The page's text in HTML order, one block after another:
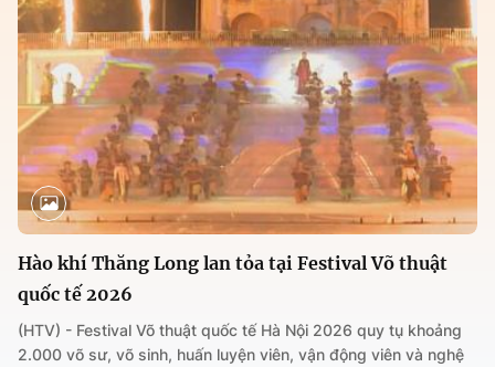
Hào khí Thăng Long lan tỏa tại Festival Võ thuật
quốc tế 2026
(HTV) - Festival Võ thuật quốc tế Hà Nội 2026 quy tụ khoảng
2.000 võ sư, võ sinh, huấn luyện viên, vận động viên và nghệ